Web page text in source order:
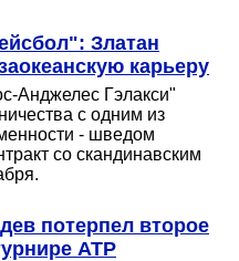
Златан
карьеру
Анджелес Гэлакси"
с одним из
- шведом
со скандинавским
потерпел второе
АТР